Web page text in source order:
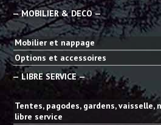
— MOBILIER & DECO —
Mobilier et nappage
Options et accessoires
— LIBRE SERVICE —
Tentes, pagodes, gardens, vaisselle,
libre service